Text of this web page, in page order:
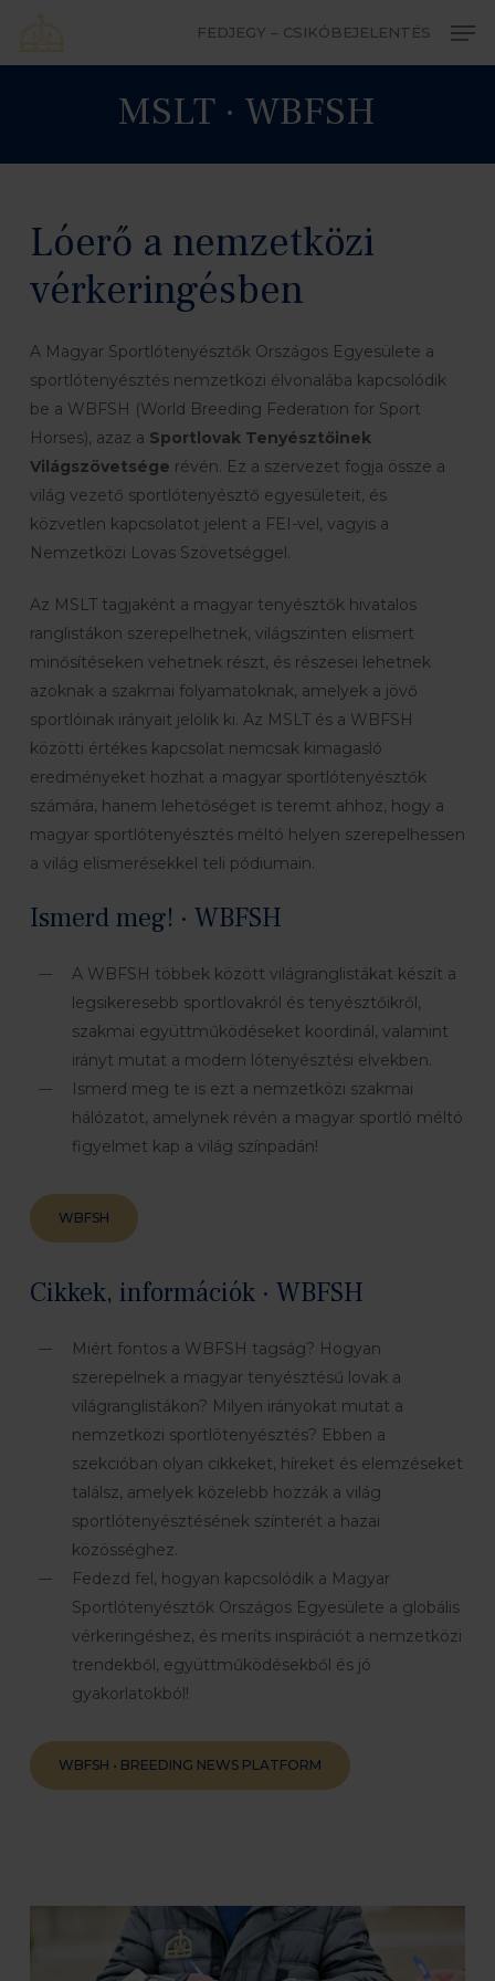
main
FEDJEGY – CSIKÓBEJELENTÉS
MSLT · WBFSH
Lóerő a nemzetközi
vérkeringésben
A Magyar Sportlótenyésztők Országos Egyesülete a
sportlótenyésztés nemzetközi élvonalába kapcsolódik
be a WBFSH (World Breeding Federation for Sport
Horses), azaz a Sportlovak Tenyésztőinek
Világszövetsége révén. Ez a szervezet fogja össze a
világ vezető sportlótenyésztő egyesületeit, és
közvetlen kapcsolatot jelent a FEI-vel, vagyis a
Nemzetközi Lovas Szövetséggel.
Az MSLT tagjaként a magyar tenyésztők hivatalos
ranglistákon szerepelhetnek, világszinten elismert
minősítéseken vehetnek részt, és részesei lehetnek
azoknak a szakmai folyamatoknak, amelyek a jövő
sportlóinak irányait jelölik ki. Az MSLT és a WBFSH
közötti értékes kapcsolat nemcsak kimagasló
eredményeket hozhat a magyar sportlótenyésztők
számára, hanem lehetőséget is teremt ahhoz, hogy a
magyar sportlótenyésztés méltó helyen szerepelhessen
a világ elismerésekkel teli pódiumain.
Ismerd meg! · WBFSH
A WBFSH többek között világranglistákat készít a
legsikeresebb sportlovakról és tenyésztőikről,
szakmai együttműködéseket koordinál, valamint
irányt mutat a modern lótenyésztési elvekben.
Ismerd meg te is ezt a nemzetközi szakmai
hálózatot, amelynek révén a magyar sportló méltó
figyelmet kap a világ színpadán!
WBFSH
Cikkek, információk · WBFSH
Miért fontos a WBFSH tagság? Hogyan
szerepelnek a magyar tenyésztésű lovak a
világranglistákon? Milyen irányokat mutat a
nemzetközi sportlótenyésztés? Ebben a
szekcióban olyan cikkeket, híreket és elemzéseket
találsz, amelyek közelebb hozzák a világ
sportlótenyésztésének színterét a hazai
közösséghez.
Fedezd fel, hogyan kapcsolódik a Magyar
Sportlótenyésztők Országos Egyesülete a globális
vérkeringéshez, és meríts inspirációt a nemzetközi
trendekből, együttműködésekből és jó
gyakorlatokból!
WBFSH • BREEDING NEWS PLATFORM
Close